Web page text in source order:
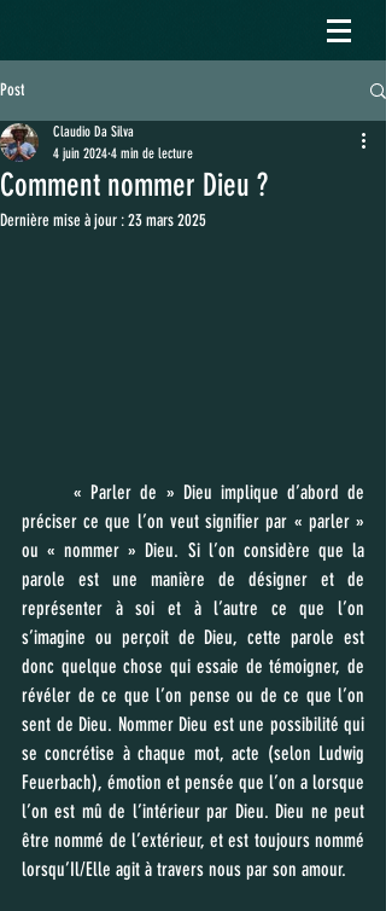
Post
Comment nommer Dieu ?
Claudio Da Silva
4 juin 2024 4 min de lecture
Dernière mise à jour :23 mars 2025
	« Parler de » Dieu implique d’abord de
préciser ce que l’on veut signifier par « parler »
ou « nommer » Dieu. Si l’on considère que la
parole est une manière de désigner et de
représenter à soi et à l’autre ce que l’on
s’imagine ou perçoit de Dieu, cette parole est
donc quelque chose qui essaie de témoigner, de
révéler de ce que l’on pense ou de ce que l’on
sent de Dieu. Nommer Dieu est une possibilité qui
se concrétise à chaque mot, acte (selon Ludwig
Feuerbach), émotion et pensée que l’on a lorsque
l’on est mû de l’intérieur par Dieu. Dieu ne peut
être nommé de l’extérieur, et est toujours nommé
lorsqu’Il/Elle agit à travers nous par son amour.